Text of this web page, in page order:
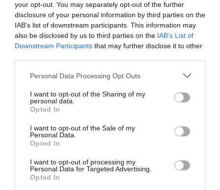
your opt-out. You may separately opt-out of the further
disclosure of your personal information by third parties on the
IAB’s list of downstream participants. This information may
also be disclosed by us to third parties on the IAB’s List of
Downstream Participants that may further disclose it to other
Personal Data Processing Opt Outs
I want to opt-out of the Sharing of my
personal data.
Opted In
I want to opt-out of the Sale of my
Personal Data.
Opted In
I want to opt-out of processing my
Personal Data for Targeted Advertising.
Opted In
ΕΠΌΜΕΝΗ ΑΝΆΡΤΗΣΗ
ΕΟΠΥΥ: Συνάντηση με αντιπροσωπεία του Υπουργείου Υγείας
της Ιαπωνίας